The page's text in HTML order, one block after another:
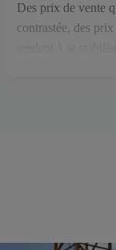
Des prix de vente
contrastée, des